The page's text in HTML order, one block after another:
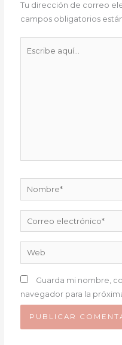
Tu dirección de correo
campos obligatorios
Nombre*
electrónico*
Web
Guarda mi nombre,
navegador para la